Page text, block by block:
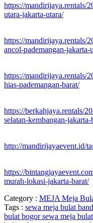
https://mandirijaya.rentals/
utara-jakarta-utara/
https://mandirijaya.rentals/
ancol-pademangan-jakarta-
https://mandirijaya.rentals/
hias-pademangan-barat/
https://berkahjaya.rentals/
selatan-kembangan-jakarta-
http://mandirijayaevent.id/
https://
murah-lokasi-jakarta-barat/
Category : MEJA Meja
Tags : sewa meja bulat
bulat bogorsewa meja